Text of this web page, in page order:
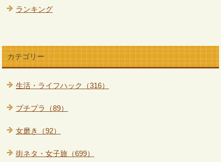
ランキング
カテゴリー
生活・ライフハック（316）
プチプラ（89）
女磨き（92）
街ネタ・女子旅（699）